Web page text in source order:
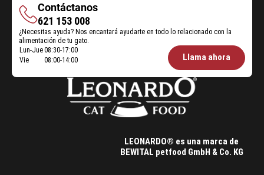
Contáctanos
Contáctanos
621 153 008
¿Necesitas ayuda? Nos encantará ayudarte en todo lo relacionado con la
alimentación de tu gato.
Öffnungszeiten
Lun-Jue08:30-17:00
Vie
08:00-14:00 Llama ahora
LEONARDO® es una marca de
BEWITAL petfood GmbH & Co. KG